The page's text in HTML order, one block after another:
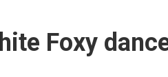
Foxy